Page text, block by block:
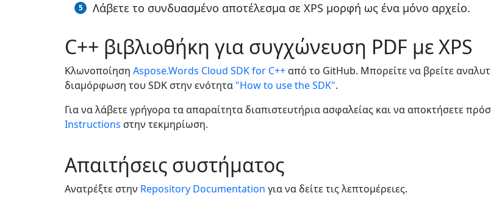
Λάβετε το συνδυασμένο αποτέλεσμα σε XPS μορφή ως ένα μόνο αρχείο.
C++ βιβλιοθήκη για συγχώνευση PDF με XPS
Κλωνοποίηση Aspose.Words Cloud SDK for C++από το GitHub. Μπορείτε να βρείτε
διαμόρφωση του SDK στην ενότητα "How to use the SDK".
Για να λάβετε γρήγορα τα απαραίτητα διαπιστευτήρια ασφαλείας και να αποκτήσετε
Instructions στην τεκμηρίωση.
Απαιτήσεις συστήματος
Ανατρέξτε στην Repository Documentation για να δείτε τις λεπτομέρειες.